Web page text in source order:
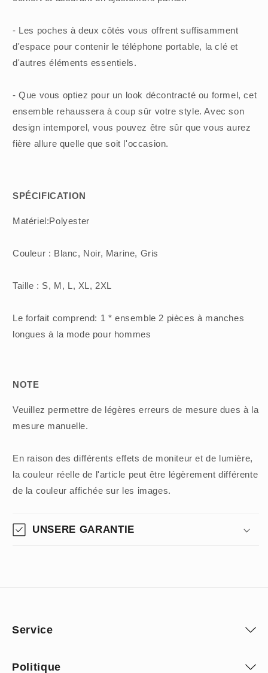
- Les poches à deux côtés vous offrent suffisamment
d'espace pour contenir le téléphone portable, la clé et
d'autres éléments essentiels.
- Que vous optiez pour un look décontracté ou formel, cet
ensemble rehaussera à coup sûr votre style. Avec son
design intemporel, vous pouvez être sûr que vous aurez
fière allure quelle que soit l'occasion.
SPÉCIFICATION
Matériel:Polyester
Couleur : Blanc, Noir, Marine, Gris
Taille : S, M, L, XL, 2XL
Le forfait comprend: 1 * ensemble 2 pièces à manches
longues à la mode pour hommes
NOTE
Veuillez permettre de légères erreurs de mesure dues à la
mesure manuelle.
En raison des différents effets de moniteur et de lumière,
la couleur réelle de l'article peut être légèrement différente
de la couleur affichée sur les images.
UNSERE GARANTIE
Service
Politique